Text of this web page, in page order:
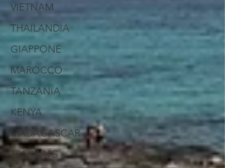
VIETNAM
THAILANDIA
GIAPPONE
MAROCCO
TANZANIA
KENYA
MADAGASCAR
TREKKING